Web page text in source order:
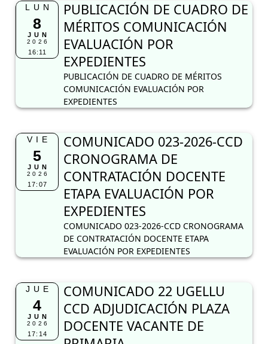
LUN
8
JUN
2026
16:11
PUBLICACIÓN DE CUADRO DE
MÉRITOS COMUNICACIÓN
EVALUACIÓN POR
EXPEDIENTES
PUBLICACIÓN DE CUADRO DE MÉRITOS
COMUNICACIÓN EVALUACIÓN POR
EXPEDIENTES
VIE
5
JUN
2026
17:07
COMUNICADO 023-2026-CCD
CRONOGRAMA DE
CONTRATACIÓN DOCENTE
ETAPA EVALUACIÓN POR
EXPEDIENTES
COMUNICADO 023-2026-CCD CRONOGRAMA
DE CONTRATACIÓN DOCENTE ETAPA
EVALUACIÓN POR EXPEDIENTES
JUE
4
JUN
2026
17:14
COMUNICADO 22 UGELLU
CCD ADJUDICACIÓN PLAZA
DOCENTE VACANTE DE